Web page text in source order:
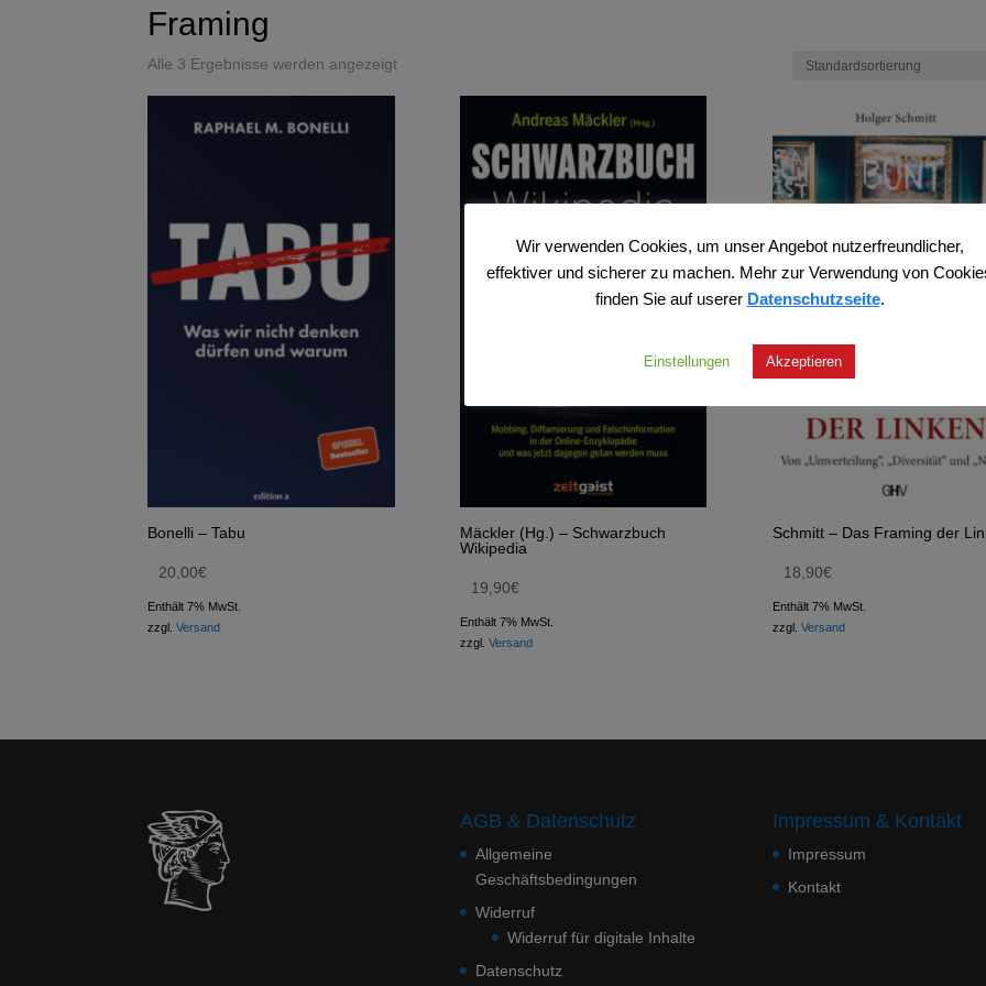
Framing
Alle 3 Ergebnisse werden angezeigt
Bonelli – Tabu
20,00€
Enthält 7% MwSt.
zzgl.Versand
Mäckler (Hg.) – Schwarzbuch
Wikipedia
19,90€
Enthält 7% MwSt.
zzgl. Versand
Schmitt – Das Framing der
18,90€
Enthält 7% MwSt.
zzgl. Versand
AGB & Datenschutz
Allgemeine
Geschäftsbedingungen
Widerruf
Widerruf für digitale Inhalte
Datenschutz
Impressum & Kontakt
Impressum
Kontakt
Wir verwenden Cookies, um unser Angebot nutzerfreundlicher,
effektiver und sicherer zu machen. Mehr zur Verwendung von
finden Sie auf userer Datenschutzseite.
Einstellungen Akzeptieren